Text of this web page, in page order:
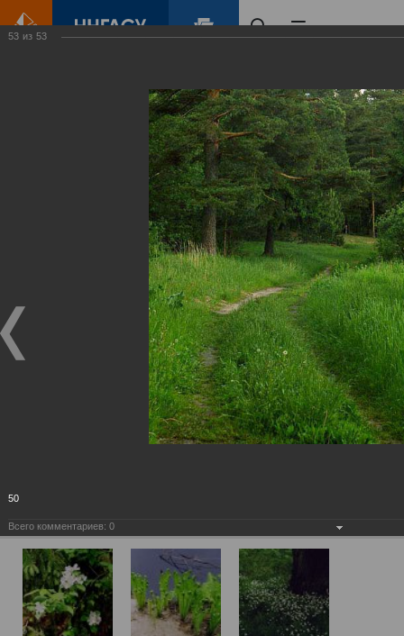
Зеленый Город
Виртуальные
выставки
(фотоальбомы)
53 из 53
50
Всего комментариев: 0